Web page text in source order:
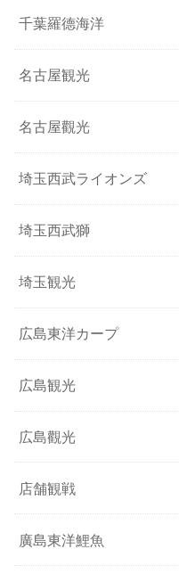
千葉羅德海洋
名古屋観光
名古屋觀光
埼玉西武ライオンズ
埼玉西武獅
埼玉観光
広島東洋カープ
広島観光
広島觀光
店舗観戦
廣島東洋鯉魚